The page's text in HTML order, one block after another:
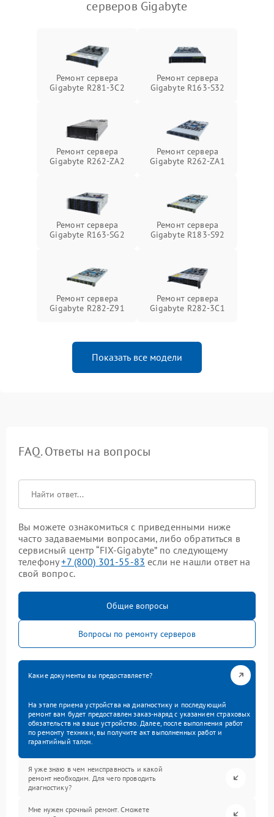
серверов Gigabyte
Ремонт сервера
Gigabyte R281-3C2
Ремонт сервера
Gigabyte R163-S32
Ремонт сервера
Gigabyte R262-ZA2
Ремонт сервера
Gigabyte R262-ZA1
Ремонт сервера
Gigabyte R163-SG2
Ремонт сервера
Gigabyte R183-S92
Ремонт сервера
Gigabyte R282-Z91
Ремонт сервера
Gigabyte R282-3C1
Показать все модели
FAQ. Ответы на вопросы
Вы можете ознакомиться с приведенными ниже
часто задаваемыми вопросами, либо обратиться в
сервисный центр “FIX-Gigabyte” по следующему
телефону+7 (800) 301-55-83 если не нашли ответ на
свой вопрос.
Общие вопросы
Вопросы по ремонту серверов
Какие документы вы предоставляете?
На этапе приема устройства на диагностику и последующий
ремонт вам будет предоставлен заказ-наряд с указанием страховых
обязательств на ваше устройство. Далее, после выполнения работ
по ремонту техники, вы получите акт выполненных работ и
гарантийный талон.
Я уже знаю в чем неисправность и какой
ремонт необходим. Для чего проводить
диагностику?
Мне нужен срочный ремонт. Сможете